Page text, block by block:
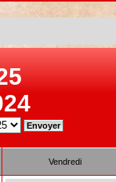
Vendredi